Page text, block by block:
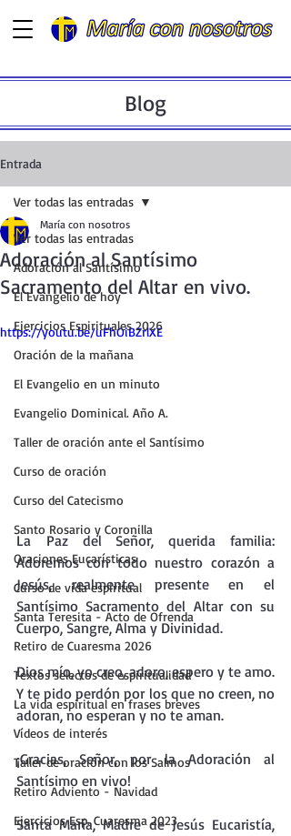
Blog
Entrada
Ver todas las entradas
Adoración al Santísimo
El Evangelio de hoy
Ejercicios Espirituales 2026
Oración de la mañana
El Evangelio en un minuto
Evangelio Dominical. Año A.
Taller de oración ante el Santísimo
Curso de oración
Curso del Catecismo
Santo Rosario y Coronilla
Oraciones Eucarísticas
Curso de vida espiritual
Santa Teresita - Acto de Ofrenda
Retiro de Cuaresma 2026
Textos selectos de espiritualidad
La vida espiritual en frases breves
Vídeos de interés
Taller de oración con los Salmos
Retiro Adviento - Navidad
Ejercicios Esp. Cuaresma 2023
Ver todas las entradas
Adoración al Santísimo
Sacramento del Altar en vivo.
María con nosotros
https://youtu.be/uFhOiBZrlXE
La Paz del Señor, querida familia:
Adoremos con todo nuestro corazón a
Jesús, realmente presente en el
Santísimo Sacramento del Altar con su
Cuerpo, Sangre, Alma y Divinidad.
Dios mío, yo creo, adoro, espero y te amo.
Y te pido perdón por los que no creen, no
adoran, no esperan y no te aman.
¡Gracias, Señor, por la Adoración al
Santísimo en vivo!
Santa María, Madre de Jesús Eucaristía,